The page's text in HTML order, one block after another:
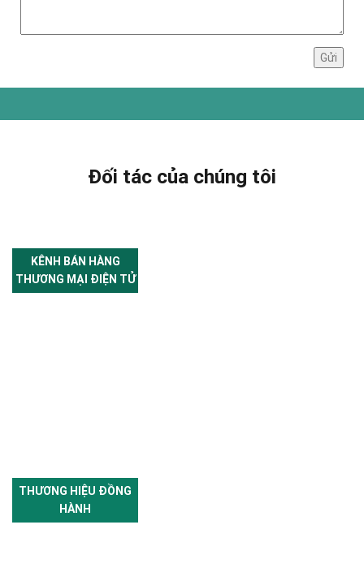
Đối tác của chúng tôi
KÊNH BÁN HÀNG
THƯƠNG MẠI ĐIỆN TỬ
THƯƠNG HIỆU ĐỒNG
HÀNH